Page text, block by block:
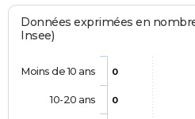
Données exprimées en
Insee)
0
0
Moins de 10 ans
10-20 ans